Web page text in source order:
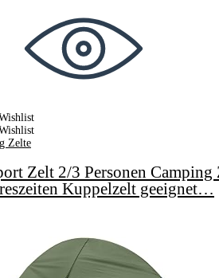
Zelte
Zelt 2/3 Personen
Kuppelzelt geeignet…